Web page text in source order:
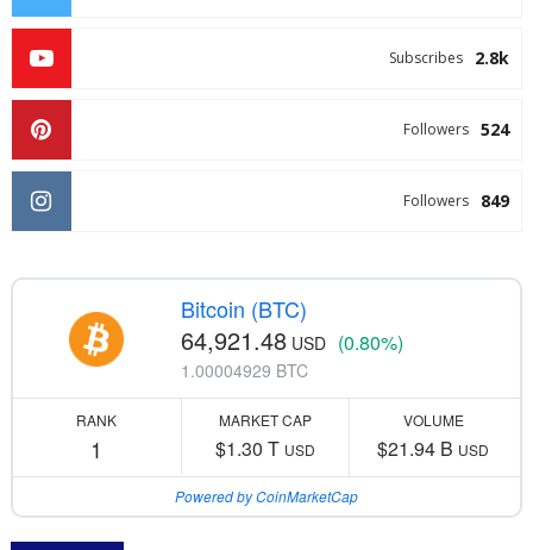
2.8k
Subscribes
524
Followers
849
Followers
Bitcoin (BTC)
64,921.48 USD (0.80%)
1.00004929 BTC
RANK
1
MARKET CAP
$1.30 T USD
VOLUME
$21.94 B USD
Powered by CoinMarketCap